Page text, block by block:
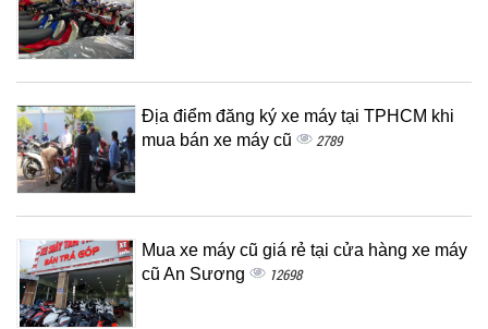
Địa điểm đăng ký xe máy tại TPHCM khi
mua bán xe máy cũ
2789
Mua xe máy cũ giá rẻ tại cửa hàng xe máy
cũ An Sương
12698